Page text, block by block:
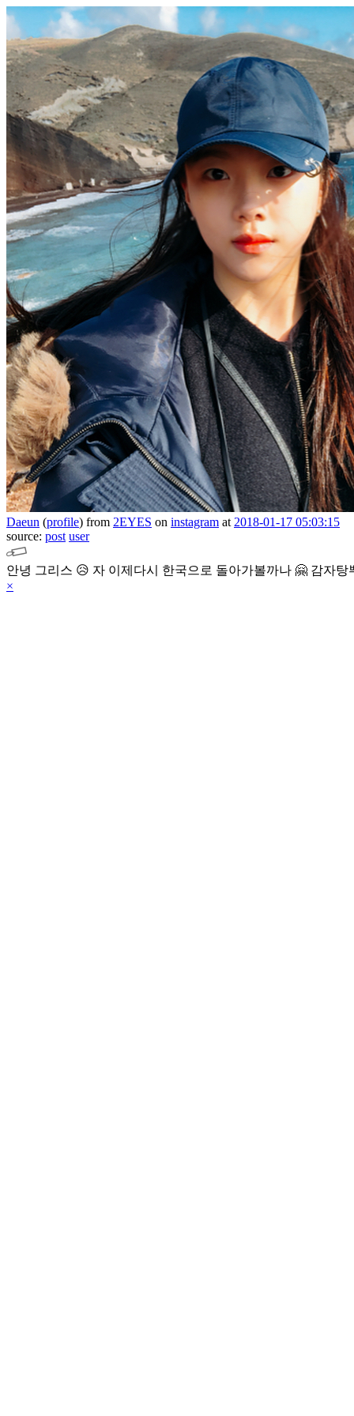
Daeun (profile) from 2EYES on instagram at 2018-01-17 05:03:15
source: post user
안녕 그리스 😥 자 이제다시 한국으로 돌아가볼까나 🤗 감자
×